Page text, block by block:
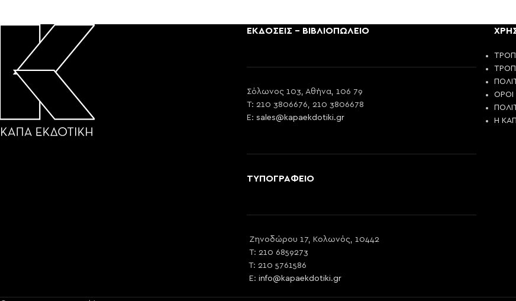
ΕΚΔΟΣΕΙΣ - ΒΙΒΛΙΟΠΩΛΕΙΟ
Σόλωνος 103, Αθήνα, 106 79
T: 210 3806676, 210 3806678
E:sales@kapaekdotiki.gr
ΤΥΠΟΓΡΑΦΕΙΟ
Ζηνοδώρου 17, Κολωνός, 10442
T: 210 6859273
T: 210 5761586
E:info@kapaekdotiki.gr
ΟΡΟΙ
Η